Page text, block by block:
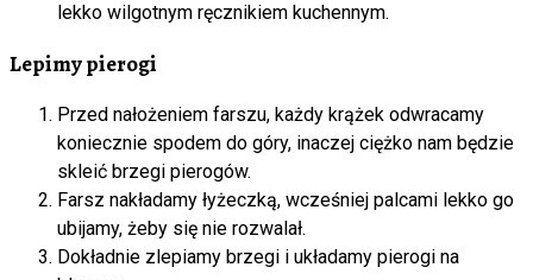
lekko wilgotnym ręcznikiem kuchennym.
Lepimy pierogi
Przed nałożeniem farszu, każdy krążek odwracamy
koniecznie spodem do góry, inaczej ciężko nam będzie
skleić brzegi pierogów.
Farsz nakładamy łyżeczką, wcześniej palcami lekko go
ubijamy, żeby się nie rozwalał.
Dokładnie zlepiamy brzegi i układamy pierogi na